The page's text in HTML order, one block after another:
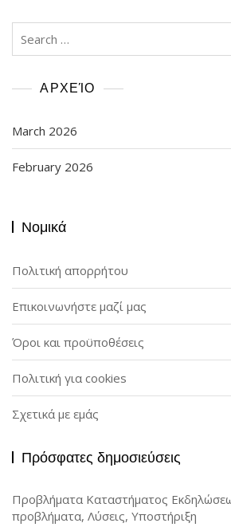
Search
ΑΡΧΕΊΟ
March 2026
February 2026
Νομικά
Πολιτική απορρήτου
Επικοινωνήστε μαζί μας
Όροι και προϋποθέσεις
Πολιτική για cookies
Σχετικά με εμάς
Πρόσφατες δημοσιεύσεις
Προβλήματα Καταστήματος
προβλήματα, Λύσεις, Υποστήριξη